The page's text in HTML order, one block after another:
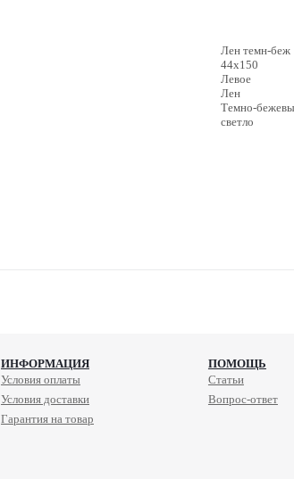
Лен темн-беж
44х150
Левое
Лен
Темно-
светло
ИНФОРМАЦИЯ
ПОМОЩЬ
Условия оплаты
Условия доставки
Гарантия на товар
Статьи
Вопрос-ответ